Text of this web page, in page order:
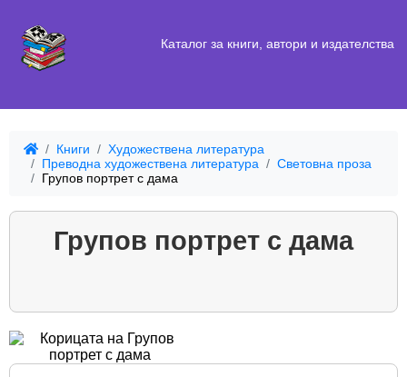
Каталог за книги, автори и издателства
Книги
Художествена литература
Преводна художествена литература
Световна проза
Групов портрет с дама
Групов портрет с дама